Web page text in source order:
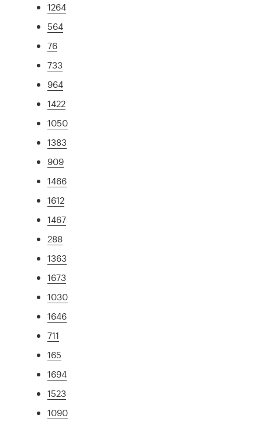
1264
564
76
733
964
1422
1050
1383
909
1466
1612
1467
288
1363
1673
1030
1646
711
165
1694
1523
1090